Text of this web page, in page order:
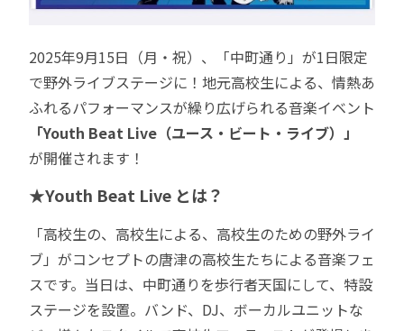
2025年9月15日（月・祝）、「中町通り」が1日限定
で野外ライブステージに！地元高校生による、情熱あ
ふれるパフォーマンスが繰り広げられる音楽イベント
「Youth Beat Live（ユース・ビート・ライブ）」
が開催されます！
★Youth Beat Live とは？
「高校生の、高校生による、高校生のための野外ライ
ブ」がコンセプトの唐津の高校生たちによる音楽フェ
スです。当日は、中町通りを歩行者天国にして、特設
ステージを設置。バンド、DJ、ボーカルユニットな